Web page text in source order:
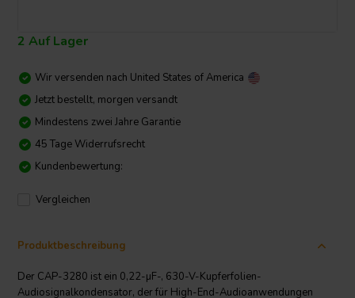
2 Auf Lager
Wir versenden nach United States of America
Jetzt bestellt, morgen versandt
Mindestens zwei Jahre Garantie
45 Tage Widerrufsrecht
Kundenbewertung:
Vergleichen
Produktbeschreibung
Der CAP-3280 ist ein 0,22-µF-, 630-V-Kupferfolien-
Audiosignalkondensator, der für High-End-Audioanwendungen